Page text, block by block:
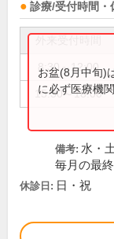
診療/受付時間・
8:30～12:00
15:30～18:00
お盆(8月中旬)
に必ず医療機
備考: 水・
毎月の最
休診日: 日・祝